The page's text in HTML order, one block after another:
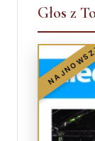
Głos z